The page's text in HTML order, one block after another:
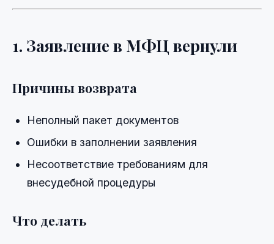
1. Заявление в МФЦ вернули
Причины возврата
Неполный пакет документов
Ошибки в заполнении заявления
Несоответствие требованиям для
внесудебной процедуры
Что делать